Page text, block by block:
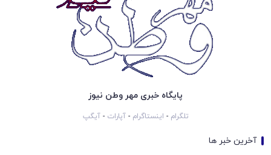
پایگاه خبری مهر وطن نیوز
تلگرام - اینستاگرام -آپارات -آیگپ
آخرین خبر ها